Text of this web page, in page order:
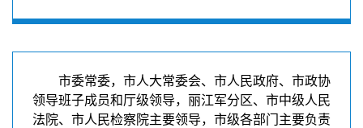
市委常委，市人大常委会、市人民政府、市政协
领导班子成员和厅级领导，丽江军分区、市中级人民
法院、市人民检察院主要领导，市级各部门主要负责